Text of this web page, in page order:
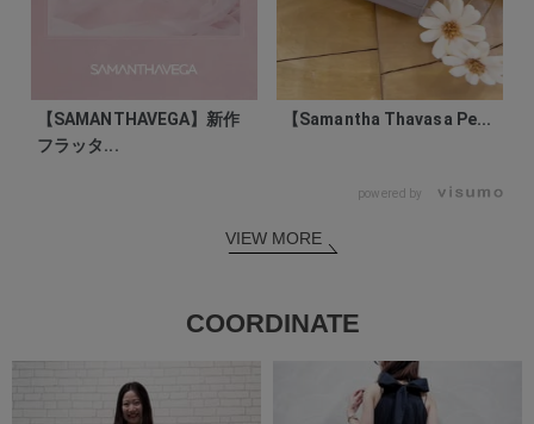
【SAMANTHAVEGA】新作
フラッタ...
【Samantha Thavasa Pe...
powered by
VIEW MORE
COORDINATE